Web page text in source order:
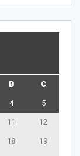
B C
4 5
11 12
18 19